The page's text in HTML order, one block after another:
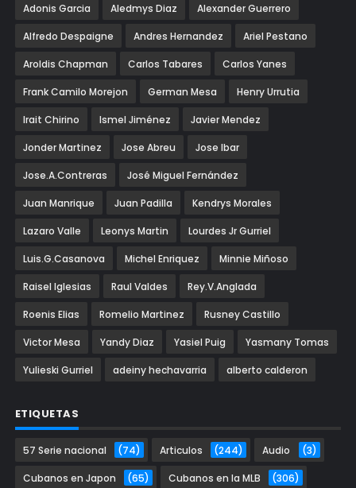
Adonis Garcia Aledmys Diaz Alexander Guerrero
Alfredo Despaigne Andres Hernandez Ariel Pestano
Aroldis Chapman Carlos Tabares Carlos Yanes
Frank Camilo Morejon German Mesa Henry Urrutia
Irait Chirino Ismel Jiménez Javier Mendez
Jonder Martinez Jose Abreu Jose Ibar
Jose.A.Contreras José Miguel Fernández
Juan Manrique Juan Padilla Kendrys Morales
Lazaro Valle Leonys Martin Lourdes Jr Gurriel
Luis.G.Casanova Michel Enriquez Minnie Miñoso
Raisel Iglesias Raul Valdes Rey.V.Anglada
Roenis Elias Romelio Martinez Rusney Castillo
Victor Mesa Yandy Diaz Yasiel Puig Yasmany Tomas
Yulieski Gurriel adeiny hechavarria alberto calderon
ETIQUETAS
57 Serie nacional (74) Articulos (244) Audio (3)
Cubanos en Japon (65) Cubanos en la MLB (306)